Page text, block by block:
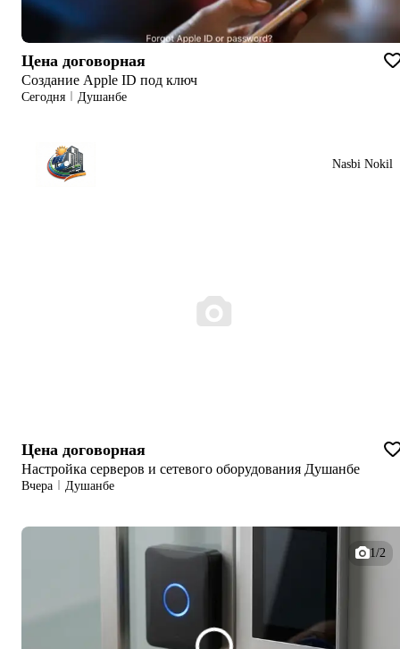
Цена договорная
Создание Apple ID под ключ
Сегодня Душанбе
Nasbi Nokil
Цена договорная
Настройка серверов и сетевого оборудования Душанбе
Вчера Душанбе
1/2